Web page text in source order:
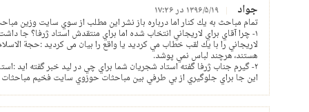
جواد
۱۳۹۶/۵/۱۹ در ۱۷:۲۶
تمام مباحث به يك كنار اما درباره باز نشر اين مطلب از سوي سايت وزين
۱- چرا آقاي براي لاريجاني انتخاب شده اما براي منتقدش استاد ژرفا؟ جا
لاريجاني را با يك لقب خطاب مي كرديد يا واقع را بيان مى كرديد :حجة
هستند، هرچند لباس نمي پوشد.
۲- گيرم جناب ژرفا گفته استاد شجريان شما براي چي در ليد خبر گفته ايد :استاد!
اين جا براي جلوگيري از بي طرفي بين مباحثات حوزوي سايت فخيم مباحثات